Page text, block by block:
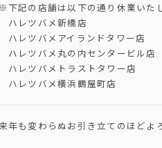
下記の店舗は以下の通り休業いたし
レツバメ新橋店 2024年
レツバメアイランドタワー店
レツバメ丸の内センタービル店
レツバメトラストタワー店
レツバメ横浜鶴屋町店
年も変わらぬお引き立てのほどよ